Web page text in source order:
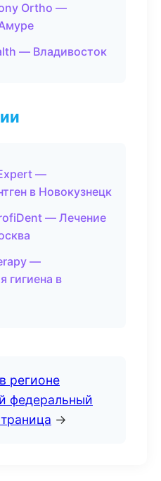
Ortho —
— Владивосток
—
в Новокузнецк
— Лечение
—
гигиена в
регионе
федеральный
→